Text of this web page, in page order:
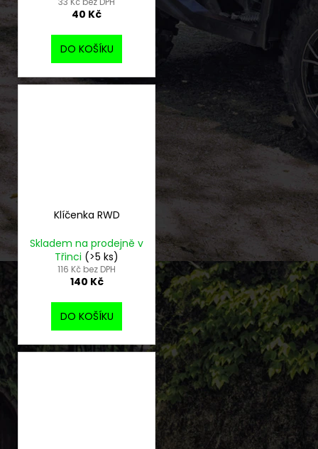
40 Kč
DO KOŠÍKU
Klíčenka RWD
Skladem na prodejně v
Třinci (>5 ks)
116 Kč bez DPH
140 Kč
DO KOŠÍKU